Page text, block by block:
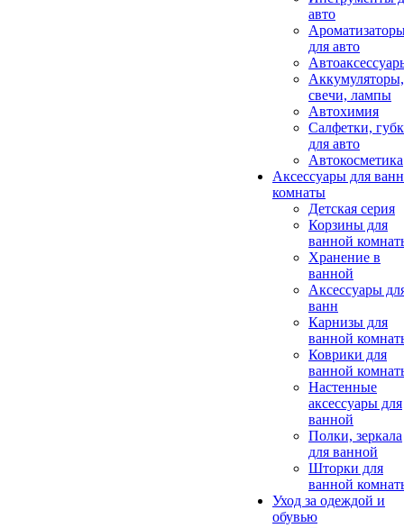
авто
для авто
Аккумуляторы,
свечи, лампы
Автохимия
Салфетки,
для авто
Автокосметика
Аксессуары для
комнаты
Детская серия
Корзины для
ванной
Хранение в
ванной
Аксессуары
ванн
Карнизы для
ванной
Коврики для
ванной
Настенные
аксессуары для
ванной
Полки, зеркала
для ванной
Шторки для
ванной
Уход за одеждой и
обувью